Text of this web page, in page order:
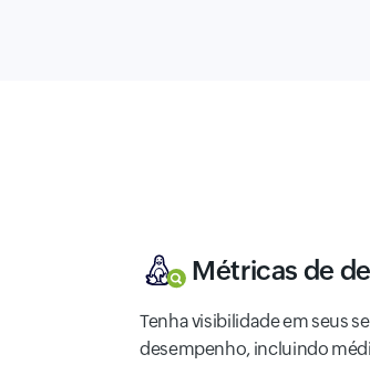
Métricas de
Tenha visibilidade em seus
desempenho, incluindo